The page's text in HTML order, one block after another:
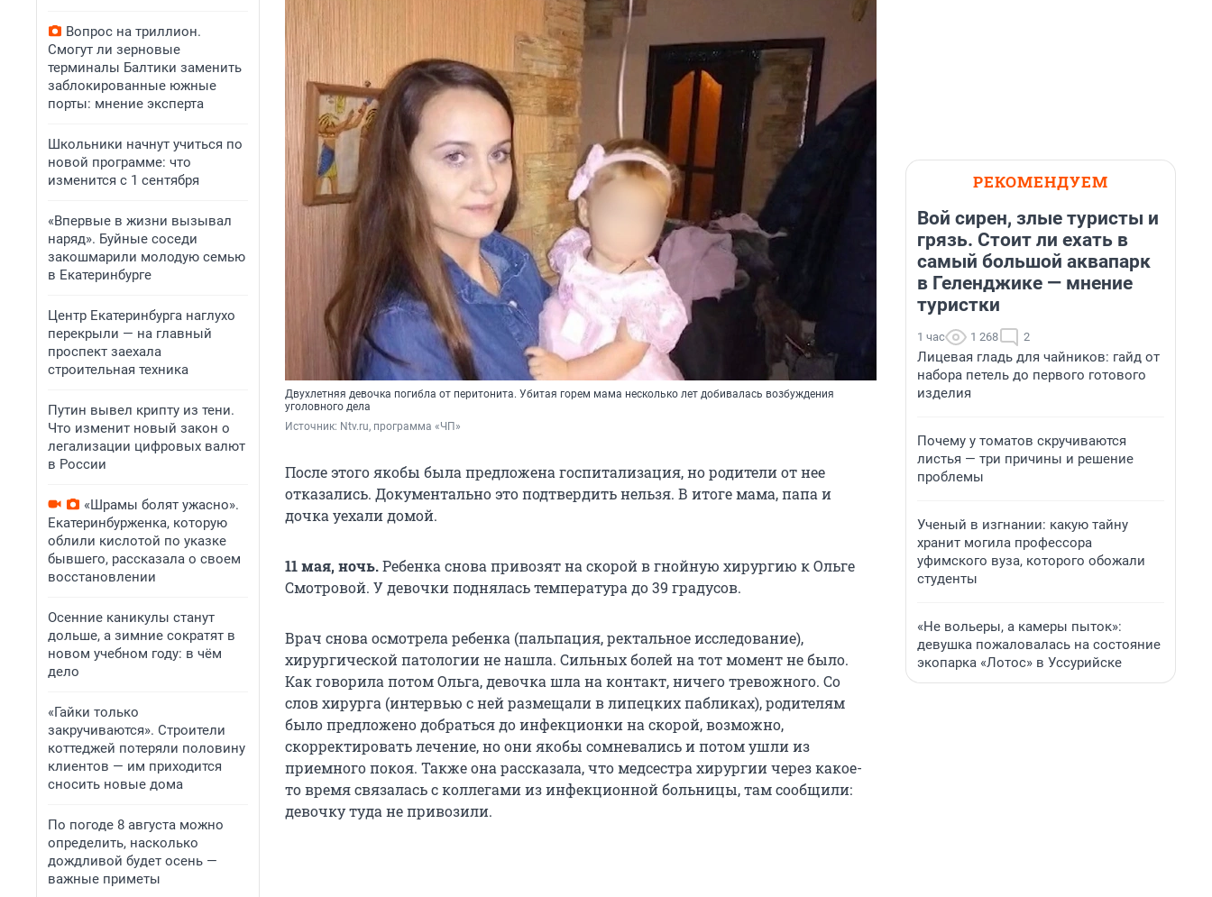
Вопрос на триллион.
Смогут ли зерновые
терминалы Балтики заменить
заблокированные южные
порты: мнение эксперта
Школьники начнут учиться по
новой программе: что
изменится с 1 сентября
«Впервые в жизни вызывал
наряд». Буйные соседи
закошмарили молодую семью
в Екатеринбурге
Центр Екатеринбурга наглухо
перекрыли — на главный
проспект заехала
строительная техника
Путин вывел крипту из тени.
Что изменит новый закон о
легализации цифровых валют
в России
«Шрамы болят ужасно».
Екатеринбурженка, которую
облили кислотой по указке
бывшего, рассказала о своем
восстановлении
Осенние каникулы станут
дольше, а зимние сократят в
новом учебном году: в чём
дело
«Гайки только
закручиваются». Строители
коттеджей потеряли половину
клиентов — им приходится
сносить новые дома
По погоде 8 августа можно
определить, насколько
дождливой будет осень —
важные приметы
Двухлетняя девочка погибла от перитонита. Убитая горем мама несколько лет добивалась возбуждения
уголовного дела
Источник: Ntv.ru, программа «ЧП»
После этого якобы была предложена госпитализация, но родители от нее
отказались. Документально это подтвердить нельзя. В итоге мама, папа и
дочка уехали домой.
11 мая, ночь.Ребенка снова привозят на скорой в гнойную хирургию к Ольге
Смотровой. У девочки поднялась температура до 39 градусов.
Врач снова осмотрела ребенка (пальпация, ректальное исследование),
хирургической патологии не нашла. Сильных болей на тот момент не было.
Как говорила потом Ольга, девочка шла на контакт, ничего тревожного. Со
слов хирурга (интервью с ней размещали в липецких пабликах), родителям
было предложено добраться до инфекционки на скорой, возможно,
скорректировать лечение, но они якобы сомневались и потом ушли из
приемного покоя. Также она рассказала, что медсестра хирургии через какое-
то время связалась с коллегами из инфекционной больницы, там сообщили:
девочку туда не привозили.
РЕКОМЕНДУЕМ
Вой сирен, злые туристы и
грязь. Стоит ли ехать в
самый большой аквапарк
в Геленджике — мнение
туристки
1 час 1 268 2
Лицевая гладь для чайников: гайд от
набора петель до первого готового
изделия
Почему у томатов скручиваются
листья — три причины и решение
проблемы
Ученый в изгнании: какую тайну
хранит могила профессора
уфимского вуза, которого обожали
студенты
«Не вольеры, а камеры пыток»:
девушка пожаловалась на состояние
экопарка «Лотос» в Уссурийске